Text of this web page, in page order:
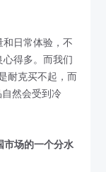
日常体验，不
得多。而我们
耐克买不起，而
然会受到冷
市场的一个分水